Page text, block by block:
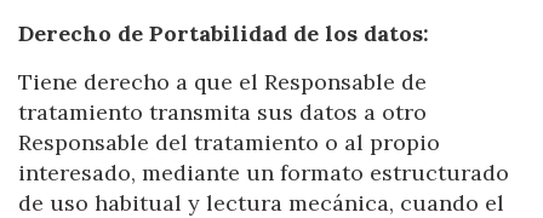
Derecho de Portabilidad de los datos:
Tiene derecho a que el Responsable de
tratamiento transmita sus datos a otro
Responsable del tratamiento o al propio
interesado, mediante un formato estructurado
de uso habitual y lectura mecánica, cuando el